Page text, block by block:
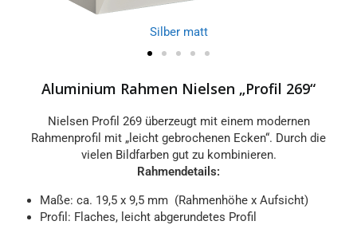
Silber matt
Aluminium Rahmen Nielsen „Profil 269“
Nielsen Profil 269 überzeugt mit einem modernen
Rahmenprofil mit „leicht gebrochenen Ecken“. Durch die
vielen Bildfarben gut zu kombinieren.
Rahmendetails:
Maße: ca. 19,5 x 9,5 mm (Rahmenhöhe x Aufsicht)
Profil: Flaches, leicht abgerundetes Profil